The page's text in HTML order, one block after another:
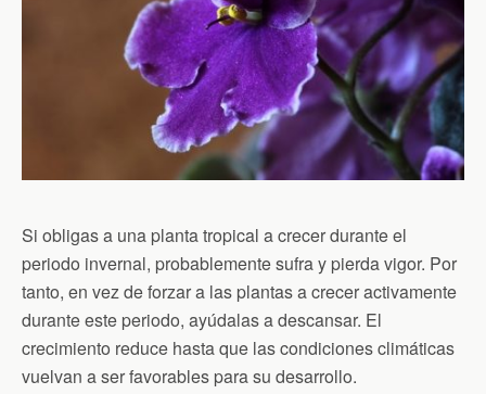
Si obligas a una planta tropical a crecer durante el
periodo invernal, probablemente sufra y pierda vigor. Por
tanto, en vez de forzar a las plantas a crecer activamente
durante este periodo, ayúdalas a descansar. El
crecimiento reduce hasta que las condiciones climáticas
vuelvan a ser favorables para su desarrollo.